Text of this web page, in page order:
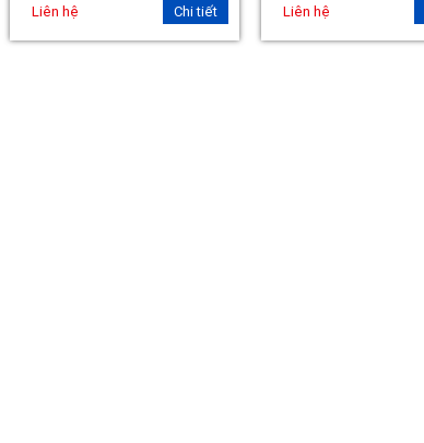
Liên hệ Chi tiết Liên hệ